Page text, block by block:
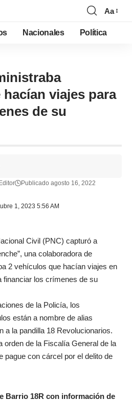
Aa
Nacionales Política
viajes para
de su
1, 2023 5:56 AM
Publicado agosto 16, 2022
Civil (PNC) capturó a
una colaboradora de
2 vehículos que hacían viajes en
financiar los crímenes de su
de la Policía, los
están a nombre de alias
a la pandilla 18 Revolucionarios.
orden de la Fiscalía General de la
pague con cárcel por el delito de
Barrio 18R con información de